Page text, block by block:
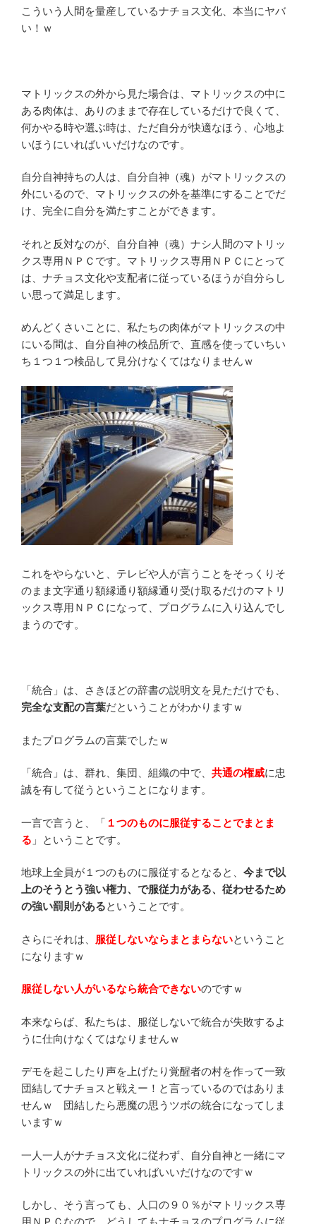
こういう人間を量産しているナチョス文化、本当にヤバ
い！ｗ
マトリックスの外から見た場合は、マトリックスの中に
ある肉体は、ありのままで存在しているだけで良くて、
何かやる時や選ぶ時は、ただ自分が快適なほう、心地よ
いほうにいればいいだけなのです。
自分自神持ちの人は、自分自神（魂）がマトリックスの
外にいるので、マトリックスの外を基準にすることでだ
け、完全に自分を満たすことができます。
それと反対なのが、自分自神（魂）ナシ人間のマトリッ
クス専用ＮＰＣです。マトリックス専用ＮＰＣにとって
は、ナチョス文化や支配者に従っているほうが自分らし
い思って満足します。
めんどくさいことに、私たちの肉体がマトリックスの中
にいる間は、自分自神の検品所で、直感を使っていちい
ち１つ１つ検品して見分けなくてはなりませんｗ
これをやらないと、テレビや人が言うことをそっくりそ
のまま文字通り額縁通り額縁通り受け取るだけのマトリ
ックス専用ＮＰＣになって、プログラムに入り込んでし
まうのです。
「統合」は、さきほどの辞書の説明文を見ただけでも、
完全な支配の言葉だということがわかりますｗ
またプログラムの言葉でしたｗ
「統合」は、群れ、集団、組織の中で、 共通の権威に忠
誠を有して従うということになります。
一言で言うと、「 １つのものに服従することでまとま
る 」ということです。
地球上全員が１つのものに服従するとなると、 今まで以
上のそうとう強い権力、で服従力がある、従わせるため
の強い罰則があるということです。
さらにそれは、 服従しないならまとまらないということ
になりますｗ
服従しない人がいるなら統合できないのですｗ
本来ならば、私たちは、服従しないで統合が失敗するよ
うに仕向けなくてはなりませんｗ
デモを起こしたり声を上げたり覚醒者の村を作って一致
団結してナチョスと戦えー！と言っているのではありま
せんｗ 団結したら悪魔の思うツボの統合になってしま
いますｗ
一人一人がナチョス文化に従わず、自分自神と一緒にマ
トリックスの外に出ていればいいだけなのですｗ
しかし、そう言っても、人口の９０％がマトリックス専